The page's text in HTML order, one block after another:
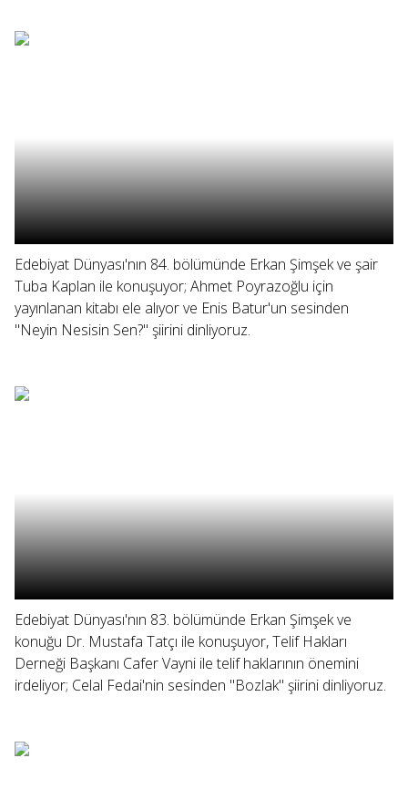
Edebiyat Dünyası'nın 84. bölümünde Erkan Şimşek ve şair
Tuba Kaplan ile konuşuyor; Ahmet Poyrazoğlu için
yayınlanan kitabı ele alıyor ve Enis Batur'un sesinden
"Neyin Nesisin Sen?" şiirini dinliyoruz.
Edebiyat Dünyası'nın 83. bölümünde Erkan Şimşek ve
konuğu Dr. Mustafa Tatçı ile konuşuyor, Telif Hakları
Derneği Başkanı Cafer Vayni ile telif haklarının önemini
irdeliyor; Celal Fedai'nin sesinden "Bozlak" şiirini dinliyoruz.